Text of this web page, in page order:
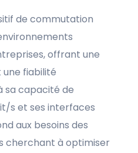
de commutation
offrant une
fiabilité
sa capacité de
s et ses interfaces
aux besoins des
cherchant à optimiser